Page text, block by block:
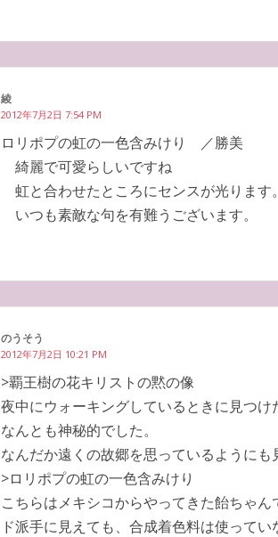
綾
2012年7月2日 7:54 PM
ロリポプの虹の一色含みけり ／勝美
綺麗で可愛らしいですね
虹と合わせたところにセンスが光ります。
いつも素敵な句を有難うございます。
のうそう
2012年7月2日 10:21 PM
>覇王樹の花キリストの黙の像
夜中にウォーキングしているときに見つけ
なんとも神秘的でした。
なんだか遠くの故郷を思っているようにも
>ロリポプの虹の一色含みけり
こちらはメキシコからやってきた飴ちゃん
ド派手に見えても、合成着色料は使ってい